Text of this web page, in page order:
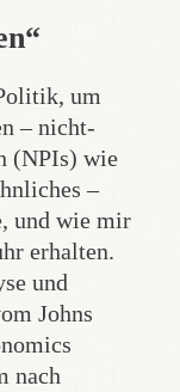
um
– nicht-
(NPIs) wie
–
und wie mir
erhalten.
und
Johns
nach